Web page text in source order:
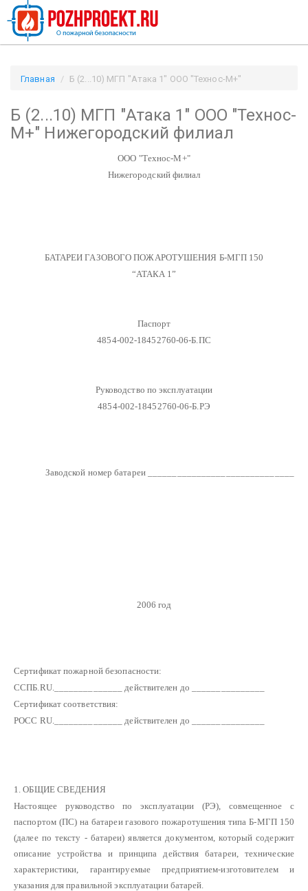
Главная
Б (2...10) МГП "Атака 1" ООО "Технос-М+"
Б (2...10) МГП "Атака 1" ООО "Технос-
М+" Нижегородский филиал
ООО "Технос-М+"
Нижегородский филиал
БАТАРЕИ ГАЗОВОГО ПОЖАРОТУШЕНИЯ Б-МГП 150
“АТАКА 1”
Паспорт
4854-002-18452760-06-Б.ПС
Руководство по эксплуатации
4854-002-18452760-06-Б.РЭ
Заводской номер батареи ______________________________
2006 год
Сертификат пожарной безопасности:
ССПБ.RU.______________ действителен до _______________
Сертификат соответствия:
РОСС RU.______________ действителен до _______________
1. ОБЩИЕ СВЕДЕНИЯ
Настоящее руководство по эксплуатации (РЭ), совмещенное с
паспортом (ПС) на батареи газового пожаротушения типа Б-МГП 150
(далее по тексту - батареи) является документом, который содержит
описание устройства и принципа действия батареи, технические
характеристики, гарантируемые предприятием-изготовителем и
указания для правильной эксплуатации батарей.